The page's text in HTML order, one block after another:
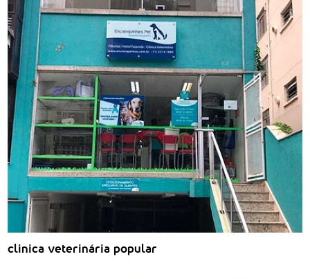
clinica veterinária popular